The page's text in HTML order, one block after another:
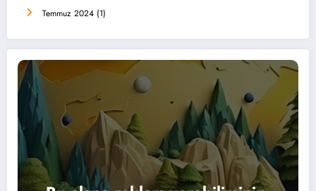
Temmuz 2024 (1)